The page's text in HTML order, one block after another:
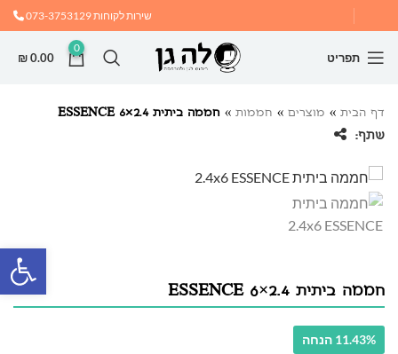
שירות לקוחות073-3753129
תפריט
0
₪0.00
דף הבית » מוצרים » חממות » חממה ביתית 2.4×6 ESSENCE
שתף:
חממה ביתית 2.4×6 ESSENCE
11.43% הנחה